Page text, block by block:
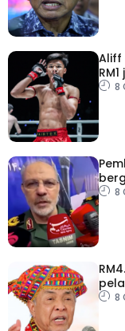
Aliff
8
AS8
di 8